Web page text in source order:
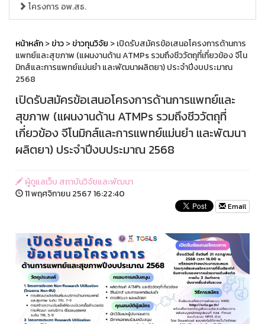
โครงการ อพ.สธ.
หน้าหลัก>ข่าว>ข่าวทุนวิจัย > เปิดรับสมัครข้อเสนอโครงการด้านการ
แพทย์และสุขภาพ (แผนงานด้าน ATMPs รวมถึงชีววัตถุที่เกี่ยวข้อง จีโน
มิกส์และการแพทย์แม่นยำ และพัฒนาผลิตยา) ประจำปีงบประมาณ
2568
เปิดรับสมัครข้อเสนอโครงการด้านการแพทย์และ
สุขภาพ (แผนงานด้าน ATMPs รวมถึงชีววัตถุที่
เกี่ยวข้อง จีโนมิกส์และการแพทย์แม่นยำ และพัฒนา
ผลิตยา) ประจำปีงบประมาณ 2568
ผู้ดูแลเว็บ สถาบันวิจัยและพัฒนา
11 พฤศจิกายน 2567 16:22:40
Email